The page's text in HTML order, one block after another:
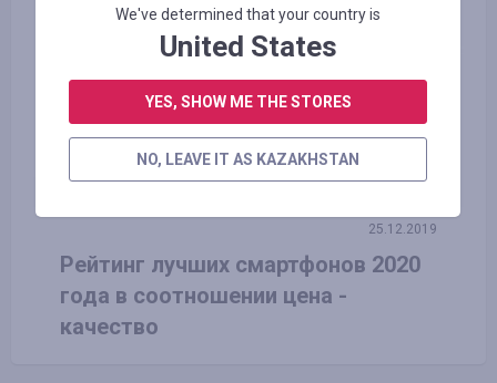
25.12.2019
Рейтинг лучших смартфонов 2020
года в соотношении цена -
качество
We've determined that your country is
United States
YES, SHOW ME THE STORES
NO, LEAVE IT AS KAZAKHSTAN